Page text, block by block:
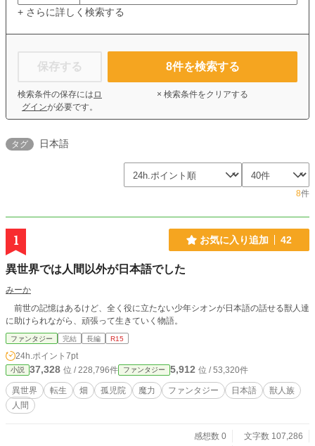
+ さらに詳しく検索する
保存する
検索条件の保存には ロ
グインが必要です。
8件を検索する
× 検索条件をクリアする
タグ 日本語
8件
1 お気に入り追加 42
異世界では人間以外が日本語でした
みーか
前世の記憶はあるけど、全く役に立たない少年シオンが日本語の話せる獣人達
に助けられながら、頑張って生きていく物語。
ファンタジー 完結 長編 R15
24h.ポイント 7pt
小説 37,328 位 / 228,796件 ファンタジー 5,912 位 / 53,320件
異世界 転生 畑 孤児院 魔力 ファンタジー 日本語
獣人族
人間
感想数 0
文字数 107,286